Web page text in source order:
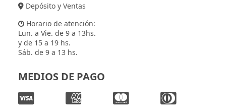
Depósito y Ventas
Horario de atención:
Lun. a Vie. de 9 a 13hs.
y de 15 a 19 hs.
Sáb. de 9 a 13 hs.
MEDIOS DE PAGO